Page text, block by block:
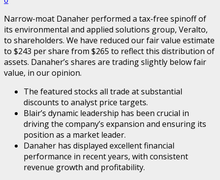
Narrow-moat Danaher performed a tax-free spinoff of
its environmental and applied solutions group, Veralto,
to shareholders. We have reduced our fair value estimate
to $243 per share from $265 to reflect this distribution of
assets. Danaher’s shares are trading slightly below fair
value, in our opinion.
The featured stocks all trade at substantial
discounts to analyst price targets.
Blair’s dynamic leadership has been crucial in
driving the company’s expansion and ensuring its
position as a market leader.
Danaher has displayed excellent financial
performance in recent years, with consistent
revenue growth and profitability.